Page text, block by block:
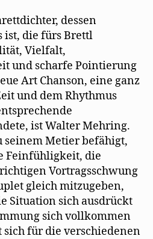
dessen
ist, die fürs Brettl
Vielfalt,
und scharfe Pointierung
Art Chanson, eine ganz
und dem Rhythmus
ist Walter Mehring.
seinem Metier befähigt,
Feinfühligkeit, die
Vortragsschwung
gleich mitzugeben,
Situation sich ausdrückt
sich vollkommen
sich für die verschiedenen